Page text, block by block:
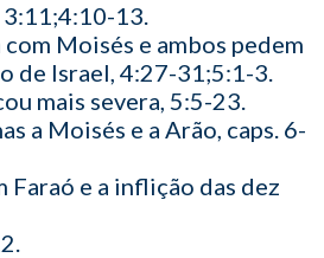
3:11;4:10-13.
Moisés e ambos pedem
de Israel, 4:27-31;5:1-3.
mais severa, 5:5-23.
a Moisés e a Arão, caps. 6-
Faraó e a inflição das dez